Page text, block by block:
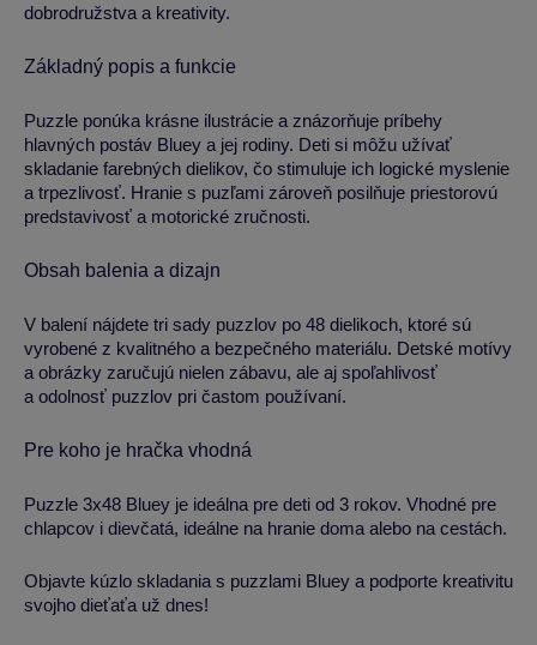
dobrodružstva a kreativity.
Základný popis a funkcie
Puzzle ponúka krásne ilustrácie a znázorňuje príbehy
hlavných postáv Bluey a jej rodiny. Deti si môžu užívať
skladanie farebných dielikov, čo stimuluje ich logické myslenie
a trpezlivosť. Hranie s puzľami zároveň posilňuje priestorovú
predstavivosť a motorické zručnosti.
Obsah balenia a dizajn
V balení nájdete tri sady puzzlov po 48 dielikoch, ktoré sú
vyrobené z kvalitného a bezpečného materiálu. Detské motívy
a obrázky zaručujú nielen zábavu, ale aj spoľahlivosť
a odolnosť puzzlov pri častom používaní.
Pre koho je hračka vhodná
Puzzle 3x48 Bluey je ideálna pre deti od 3 rokov. Vhodné pre
chlapcov i dievčatá, ideálne na hranie doma alebo na cestách.
Objavte kúzlo skladania s puzzlami Bluey a podporte kreativitu
svojho dieťaťa už dnes!